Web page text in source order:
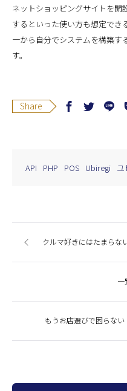
ネットショッピングサイトを開
するといった使い方も想定でき
一から自分でシステムを構築す
す。
Share
API PHP POS Ubiregi ユ
一